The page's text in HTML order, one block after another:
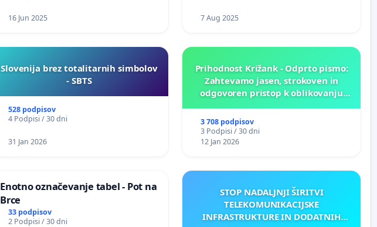
16 Jun 2025 7 Aug 2025
Slovenija brez totalitarnih simbolov
- SBTS
528 podpisov
4 Podpisi / 30 dni
31 Jan 2026
Prihodnost Križank - Odprto pismo:
Zahtevamo jasen, strokoven in
odgovoren pristop k oblikovanju
3 708 podpisov
3 Podpisi / 30 dni
12 Jan 2026
Enotno označevanje tabel - Pot na
Brce
33 podpisov
2 Podpisi / 30 dni
STOP NADALJNJI ŠIRITVI
TELEKOMUNIKACIJSKE
INFRASTRUKTURE IN DODATNIH